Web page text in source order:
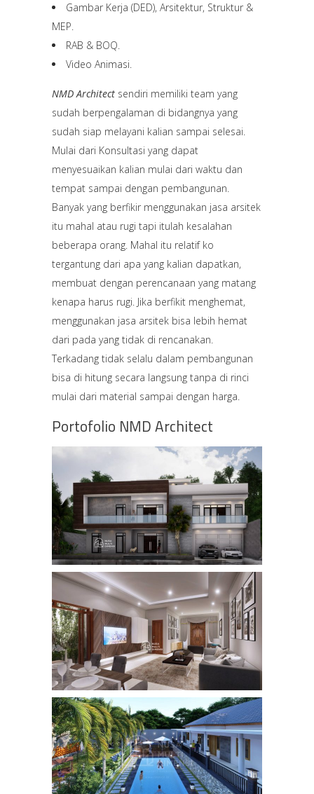
Gambar Kerja (DED), Arsitektur, Struktur &
MEP.
RAB & BOQ.
Video Animasi.
NMD Architect sendiri memiliki team yang
sudah berpengalaman di bidangnya yang
sudah siap melayani kalian sampai selesai.
Mulai dari Konsultasi yang dapat
menyesuaikan kalian mulai dari waktu dan
tempat sampai dengan pembangunan.
Banyak yang berfikir menggunakan jasa arsitek
itu mahal atau rugi tapi itulah kesalahan
beberapa orang. Mahal itu relatif ko
tergantung dari apa yang kalian dapatkan,
membuat dengan perencanaan yang matang
kenapa harus rugi. Jika berfikit menghemat,
menggunakan jasa arsitek bisa lebih hemat
dari pada yang tidak di rencanakan.
Terkadang tidak selalu dalam pembangunan
bisa di hitung secara langsung tanpa di rinci
mulai dari material sampai dengan harga.
Portofolio NMD Architect